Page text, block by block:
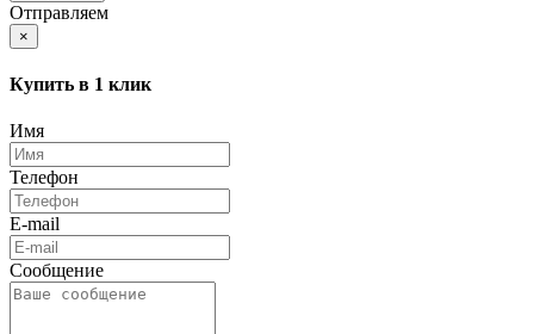
Отправляем
×
Купить в 1 клик
Имя
Телефон
E-mail
Сообщение